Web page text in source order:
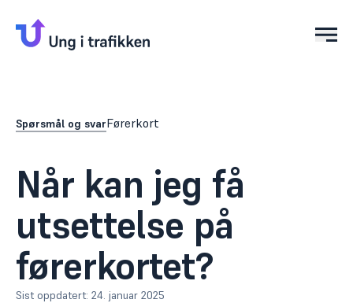
Spørsmål og svarFørerkort
Når kan jeg få
utsettelse på
førerkortet?
Sist oppdatert: 24. januar 2025